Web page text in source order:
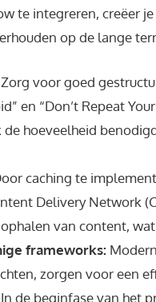
te integreren, creëer
op de lange
Zorg voor goed
en “Don’t Repeat
hoeveelheid
caching te
Delivery Network
van content,
frameworks:
zorgen voor een
In de beginfase van het